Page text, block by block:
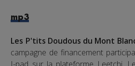
mp3
Les P'tits Doudous du Mont
campagne de financement